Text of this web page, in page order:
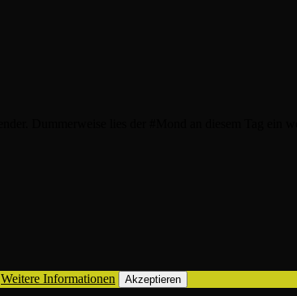
Weitere Informationen Akzeptieren